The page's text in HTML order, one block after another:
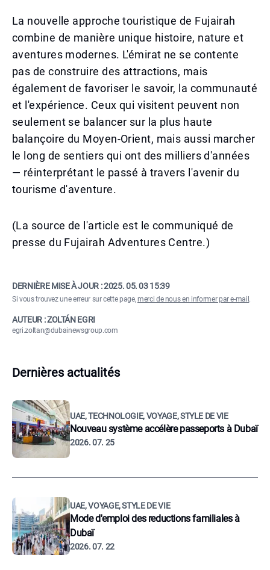
La nouvelle approche touristique de Fujairah
combine de manière unique histoire, nature et
aventures modernes. L'émirat ne se contente
pas de construire des attractions, mais
également de favoriser le savoir, la communauté
et l'expérience. Ceux qui visitent peuvent non
seulement se balancer sur la plus haute
balançoire du Moyen-Orient, mais aussi marcher
le long de sentiers qui ont des milliers d'années
— réinterprétant le passé à travers l'avenir du
tourisme d'aventure.
(La source de l'article est le communiqué de
presse du Fujairah Adventures Centre.)
DERNIÈRE MISE À JOUR :2025. 05. 03 15:39
Si vous trouvez une erreur sur cette page,merci de nous en informer par e-mail .
AUTEUR : ZOLTÁN EGRI
egri.zoltan@dubainewsgroup.com
Dernières actualités
UAE, TECHNOLOGIE, VOYAGE, STYLE DE VIE
Nouveau système accélère passeports à Dubaï
2026. 07. 25
UAE, VOYAGE, STYLE DE VIE
Mode d'emploi des reductions familiales à
Dubaï
2026. 07. 22